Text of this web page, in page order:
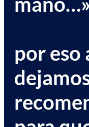
por eso